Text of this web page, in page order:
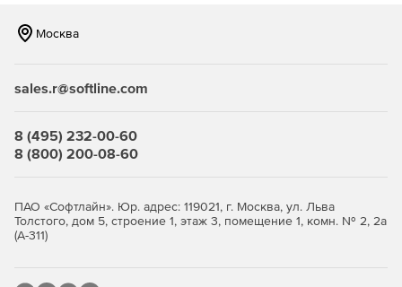
Восстановление клонированием
Размещение второй копии во внешней сети
Шифрование AES для внешних копий
Москва
sales.r@softline.com
8 (495) 232-00-60
8 (800) 200-08-60
ПАО «Софтлайн». Юр. адрес: 119021, г. Москва, ул. Льва
Толстого, дом 5, строение 1, этаж 3, помещение 1, комн. № 2, 2а
(А-311)